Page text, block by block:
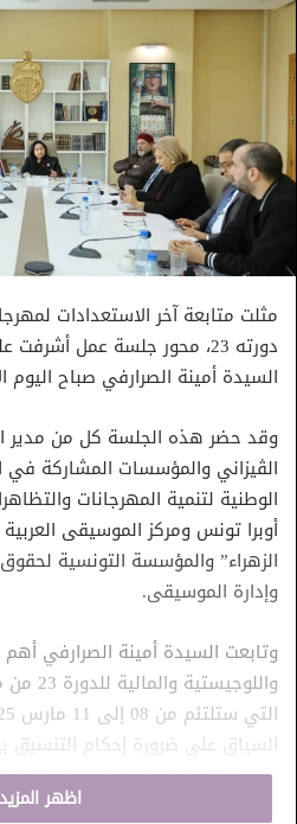
مثلت متابعة آخر الاستعدادات
دورته 23، محور جلسة عمل
السيدة أمينة الصرارفي صباح اليوم الاثنين 17
وقد حضر هذه الجلسة كل من مدير
الڨيزاني والمؤسسات المشاركة
الوطنية لتنمية المهرجانات
أوبرا تونس ومركز الموسيقى
الزهراء” والمؤسسة التونسية
وإدارة الموسيقى.
وتابعت السيدة أمينة الصرارفي أهم
السياق على ضرورة إحكام التنسيق
هذه التظاهرة وتحديث مضامينها
التقني على المستوى الشكلياظهر المزيد